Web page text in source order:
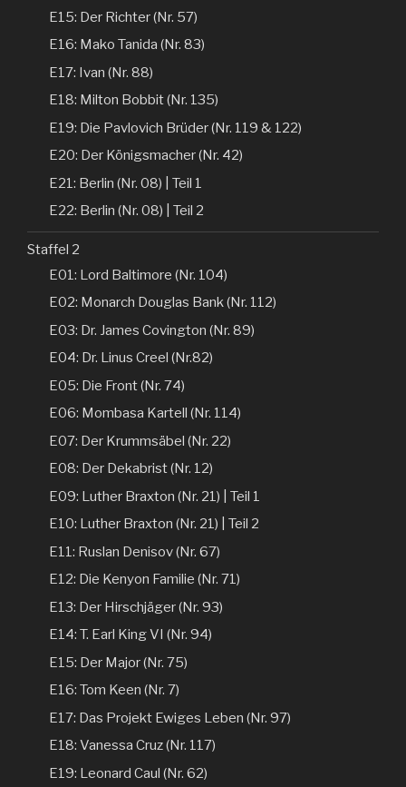
E15: Der Richter (Nr. 57)
E16: Mako Tanida (Nr. 83)
E17: Ivan (Nr. 88)
E18: Milton Bobbit (Nr. 135)
E19: Die Pavlovich Brüder (Nr. 119 & 122)
E20: Der Königsmacher (Nr. 42)
E21: Berlin (Nr. 08) | Teil 1
E22: Berlin (Nr. 08) | Teil 2
Staffel 2
E01: Lord Baltimore (Nr. 104)
E02: Monarch Douglas Bank (Nr. 112)
E03: Dr. James Covington (Nr. 89)
E04: Dr. Linus Creel (Nr.82)
E05: Die Front (Nr. 74)
E06: Mombasa Kartell (Nr. 114)
E07: Der Krummsäbel (Nr. 22)
E08: Der Dekabrist (Nr. 12)
E09: Luther Braxton (Nr. 21) | Teil 1
E10: Luther Braxton (Nr. 21) | Teil 2
E11: Ruslan Denisov (Nr. 67)
E12: Die Kenyon Familie (Nr. 71)
E13: Der Hirschjäger (Nr. 93)
E14: T. Earl King VI (Nr. 94)
E15: Der Major (Nr. 75)
E16: Tom Keen (Nr. 7)
E17: Das Projekt Ewiges Leben (Nr. 97)
E18: Vanessa Cruz (Nr. 117)
E19: Leonard Caul (Nr. 62)